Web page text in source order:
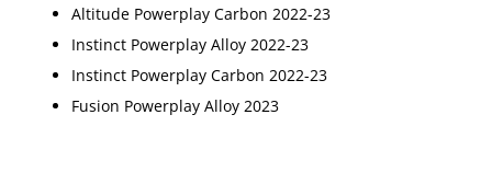
Altitude Powerplay Carbon 2022-23
Instinct Powerplay Alloy 2022-23
Instinct Powerplay Carbon 2022-23
Fusion Powerplay Alloy 2023